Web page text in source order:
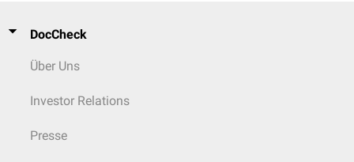
DocCheck
Über Uns
Investor Relations
Presse